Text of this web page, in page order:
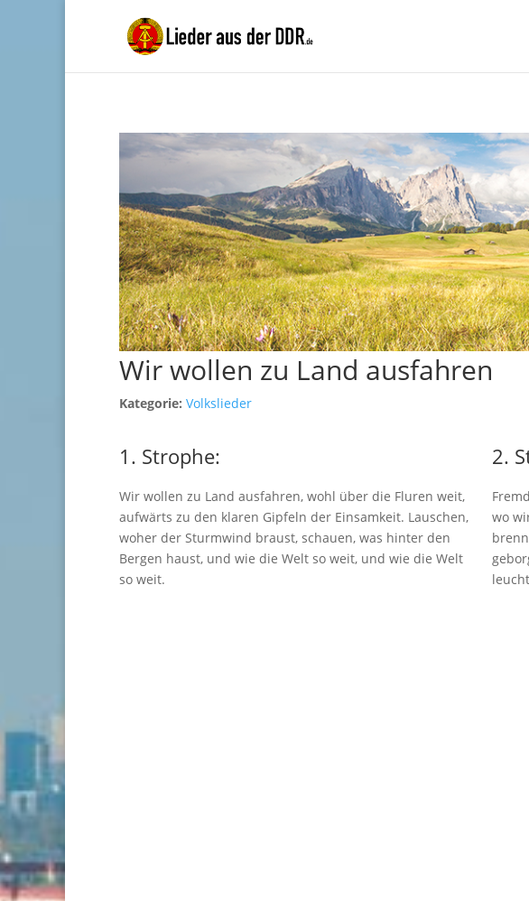
Wir wollen zu Land ausfahren
Kategorie: Volkslieder
1. Strophe:
Wir wollen zu Land ausfahren, wohl über die Fluren weit,
aufwärts zu den klaren Gipfeln der Einsamkeit. Lauschen,
woher der Sturmwind braust, schauen, was hinter den
Bergen haust, und wie die Welt so weit, und wie die Welt
so weit.
2.
wo